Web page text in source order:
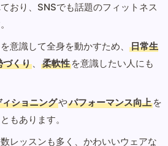
おり、SNSでも話題のフィットネス
意識して全身を動かすため、
日常生
づくり 、 柔軟性 を意識したい人にも
ショニングやパフォーマンス向上 を
もあります。
レッスンも多く、かわいいウェアな